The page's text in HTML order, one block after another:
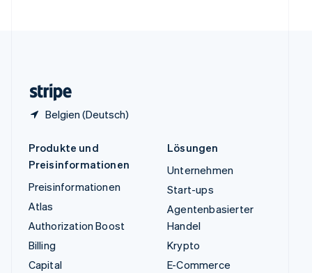
Belgien (Deutsch)
Produkte und
Preisinformationen
Preisinformationen
Atlas
Authorization Boost
Billing
Capital
Lösungen
Unternehmen
Start-ups
Agentenbasierter
Handel
Krypto
E-Commerce